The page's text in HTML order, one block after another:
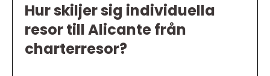
Hur skiljer sig individuella
resor till Alicante från
charterresor?